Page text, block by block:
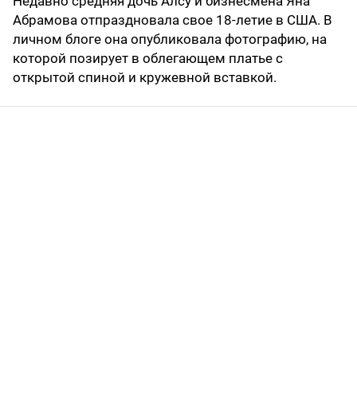
Абрамова отпраздновала свое 18-летие в США. В
личном блоге она опубликовала фотографию, на
которой позирует в облегающем платье с
открытой спиной и кружевной вставкой.